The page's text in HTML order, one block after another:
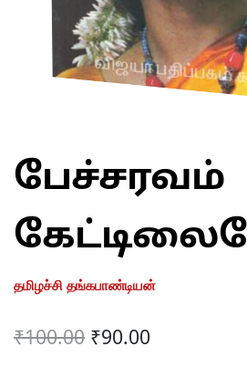
பேச்சரவம்
தமிழச்சி தங்கபாண்டியன்
₹100.00 Original
₹90.00